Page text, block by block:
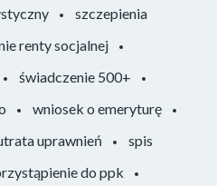
szczepienia
renty socjalnej
świadczenie 500+
wniosek o emeryturę
uprawnień
spis
do ppk